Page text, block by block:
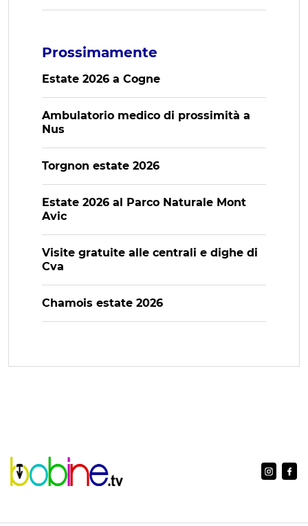
Prossimamente
Estate 2026 a Cogne
Ambulatorio medico di prossimità a
Nus
Torgnon estate 2026
Estate 2026 al Parco Naturale Mont
Avic
Visite gratuite alle centrali e dighe di
Cva
Chamois estate 2026